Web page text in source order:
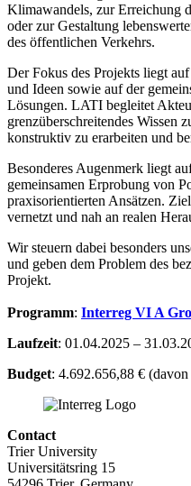
Klimawandels, zur Erreichung
oder zur Gestaltung
des öffentlichen Verkehrs.
Der Fokus des Projekts liegt
und Ideen sowie auf der
Lösungen. LATI begleitet
grenzüberschreitendes Wissen
konstruktiv zu erarbeiten und
Besonderes Augenmerk liegt
gemeinsamen Erprobung von
praxisorientierten Ansätzen.
vernetzt und nah an realen
Wir steuern dabei besonders
und geben dem Problem des
Projekt.
Programm: Interreg VI A
Laufzeit: 01.04.2025 –
Budget: 4.692.656,88 €
Contact
Trier University
Universitätsring 15